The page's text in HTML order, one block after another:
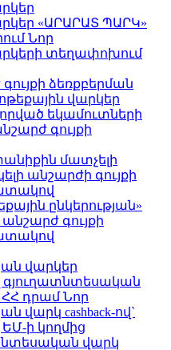
«ԱՐԱՐԱՏ ՊԱՐԿ»
Նոր
տեղափոխում
ձեռքբերման
վարկեր
եկամուտների
գույքի
մատչելի
անշարժի գույքի
ընկերության»
գույքի
վարկեր
գյուղատնտեսական
ՀՀ դրամՆոր
վարկ cashback-ով`
ի կողմից
վարկ